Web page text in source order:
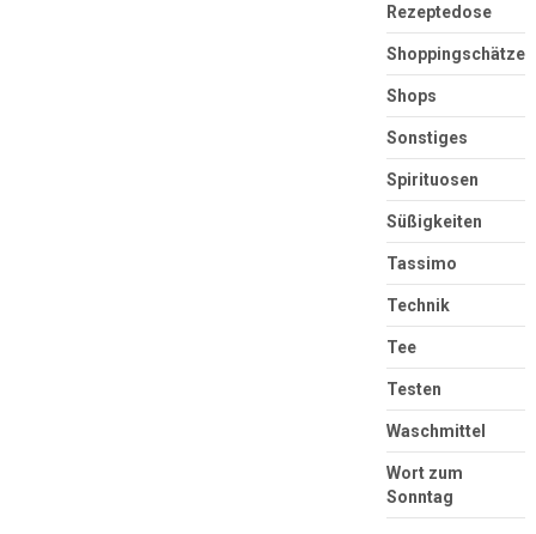
Rezeptedose
Shoppingschätze
Shops
Sonstiges
Spirituosen
Süßigkeiten
Tassimo
Technik
Tee
Testen
Waschmittel
Wort zum
Sonntag